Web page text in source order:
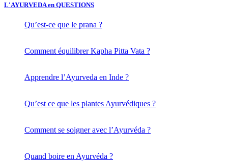
L'AYURVEDA en QUESTIONS
Qu’est-ce que le prana ?
Comment équilibrer Kapha Pitta Vata ?
Apprendre l’Ayurveda en Inde ?
Qu’est ce que les plantes Ayurvédiques ?
Comment se soigner avec l’Ayurvéda ?
Quand boire en Ayurvéda ?